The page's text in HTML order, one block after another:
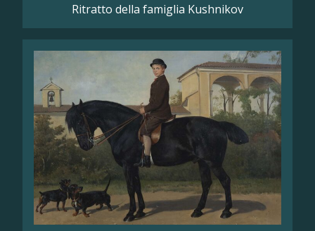
Ritratto della famiglia Kushnikov